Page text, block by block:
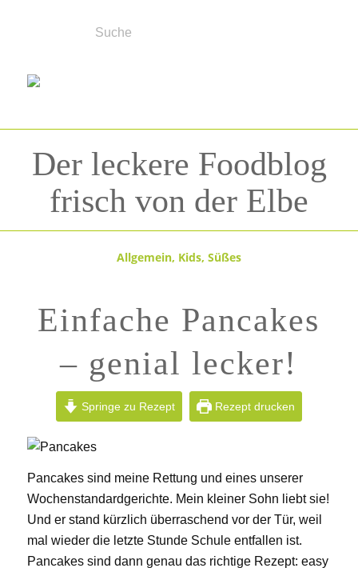
Der leckere Foodblog
frisch von der Elbe
Allgemein, Kids, Süßes
Einfache Pancakes
– genial lecker!
Springe zu Rezept Rezept drucken
Pancakes sind meine Rettung und eines unserer
Wochenstandardgerichte. Mein kleiner Sohn liebt sie!
Und er stand kürzlich überraschend vor der Tür, weil
mal wieder die letzte Stunde Schule entfallen ist.
Pancakes sind dann genau das richtige Rezept: easy